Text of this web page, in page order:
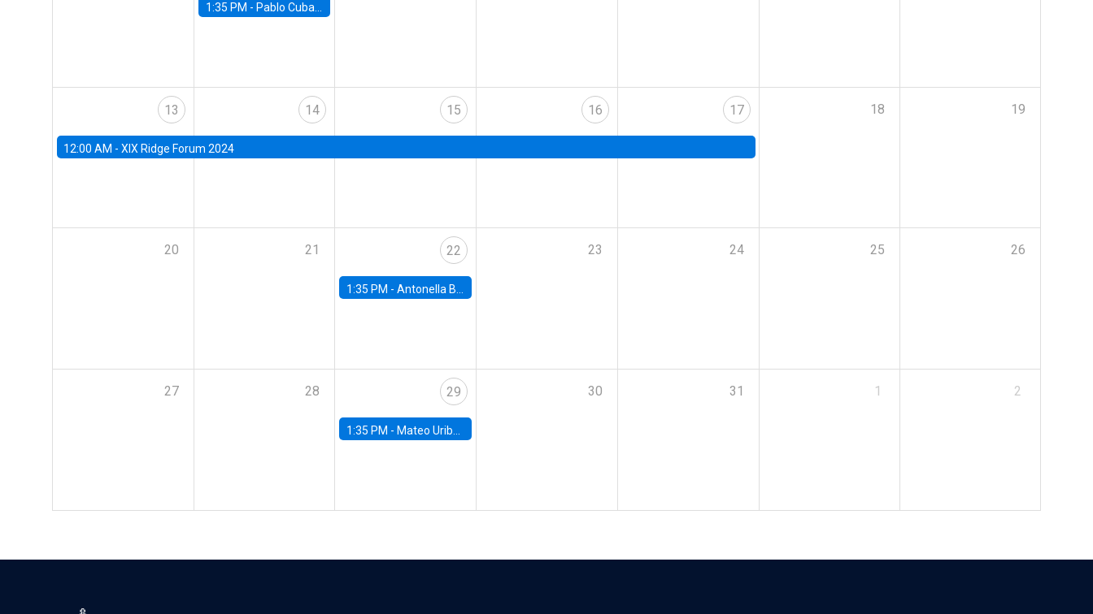
1:35 PM - Pablo Cuba, FED Board
13
12:00 AM - XIX Ridge Forum 2024
14 15 16 17 18 19
20 21 22
1:35 PM -Antonella Bancalari, Institute for Fiscal Studies (IFS) and Research Associate at University College London (UCL)
23 24 25 26
27 28 29
1:35 PM - Mateo Uribe-Castro, Universidad de los Andes (Colombia)
30 31 1 2